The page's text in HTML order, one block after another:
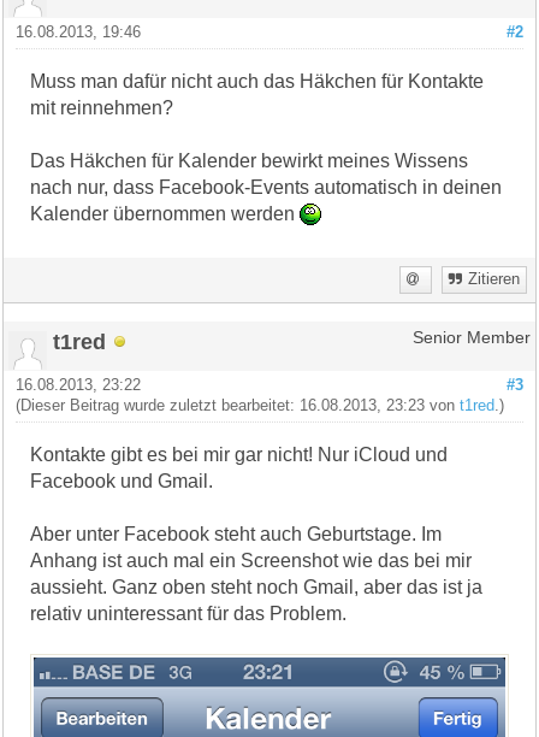
#2
16.08.2013, 19:46
Muss man dafür nicht auch das Häkchen für Kontakte
mit reinnehmen?
Das Häkchen für Kalender bewirkt meines Wissens
nach nur, dass Facebook-Events automatisch in deinen
Kalender übernommen werden
Zitieren
t1red Senior Member
#3
16.08.2013, 23:22
(Dieser Beitrag wurde zuletzt bearbeitet: 16.08.2013, 23:23 vont1red .)
Kontakte gibt es bei mir gar nicht! Nur iCloud und
Facebook und Gmail.
Aber unter Facebook steht auch Geburtstage. Im
Anhang ist auch mal ein Screenshot wie das bei mir
aussieht. Ganz oben steht noch Gmail, aber das ist ja
relativ uninteressant für das Problem.